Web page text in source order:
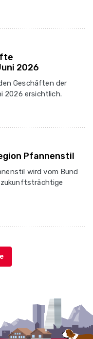
2026
Geschäften der
2026 ersichtlich.
Pfannenstil
wird vom Bund